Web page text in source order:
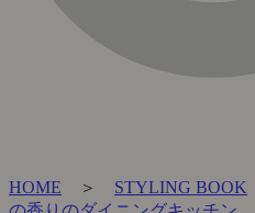
HOME ＞ STYLING BOOK